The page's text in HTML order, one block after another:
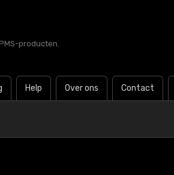
producten.
Help Over ons Contact